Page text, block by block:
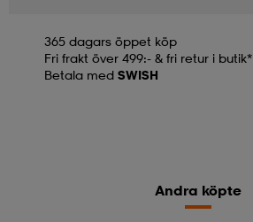
365 dagars öppet köp
Fri frakt över 499:- & fri retur i butik*
Betala med SWISH
Andra köpte